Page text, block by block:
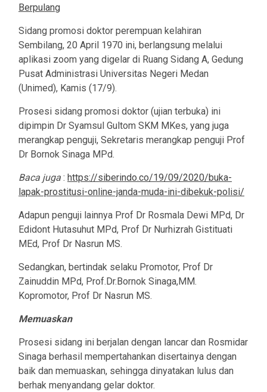
Berpulang
Sidang promosi doktor perempuan kelahiran
Sembilang, 20 April 1970 ini, berlangsung melalui
aplikasi zoom yang digelar di Ruang Sidang A, Gedung
Pusat Administrasi Universitas Negeri Medan
(Unimed), Kamis (17/9).
Prosesi sidang promosi doktor (ujian terbuka) ini
dipimpin Dr Syamsul Gultom SKM MKes, yang juga
merangkap penguji, Sekretaris merangkap penguji Prof
Dr Bornok Sinaga MPd.
Baca juga : https://siberindo.co/19/09/2020/buka-
lapak-prostitusi-online-janda-muda-ini-dibekuk-polisi/
Adapun penguji lainnya Prof Dr Rosmala Dewi MPd, Dr
Edidont Hutasuhut MPd, Prof Dr Nurhizrah Gistituati
MEd, Prof Dr Nasrun MS.
Sedangkan, bertindak selaku Promotor, Prof Dr
Zainuddin MPd, Prof.Dr.Bornok Sinaga,MM.
Kopromotor, Prof Dr Nasrun MS.
Memuaskan
Prosesi sidang ini berjalan dengan lancar dan Rosmidar
Sinaga berhasil mempertahankan disertainya dengan
baik dan memuaskan, sehingga dinyatakan lulus dan
berhak menyandang gelar doktor.